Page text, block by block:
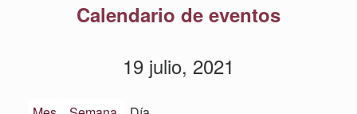
Calendario de eventos
19 julio, 2021